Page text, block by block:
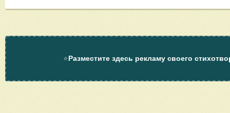
⭐Разместите здесь рекламу своего